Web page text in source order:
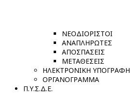
ΝΕΟΔΙΟΡΙΣΤΟΙ
ΑΝΑΠΛΗΡΩΤΕΣ
ΑΠΟΣΠΑΣΕΙΣ
ΜΕΤΑΘΕΣΕΙΣ
ΗΛΕΚΤΡΟΝΙΚΗ ΥΠΟΓΡΑΦΗ
ΟΡΓΑΝΟΓΡΑΜΜΑ
Π.Υ.Σ.Δ.Ε.